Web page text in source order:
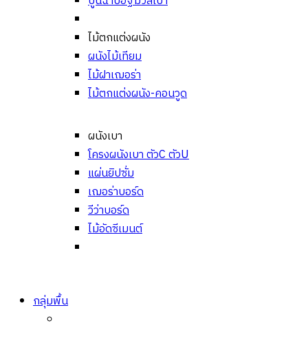
ไม้ตกแต่งผนัง
ผนังไม้เทียม
ไม้ฝาเฌอร่า
ไม้ตกแต่งผนัง-คอนวูด
ผนังเบา
โครงผนังเบา ตัวC ตัวU
แผ่นยิปซั่ม
เฌอร่าบอร์ด
วีว่าบอร์ด
ไม้อัดซีเมนต์
กลุ่มพื้น